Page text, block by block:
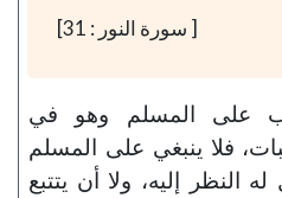
[ سورة النور : 31]
على المسلم وهو في
فلا ينبغي على المسلم
النظر إليه، ولا أن يتتبع